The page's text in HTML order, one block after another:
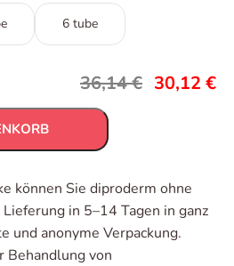
6 tube
36,14€ 30,12 €
können Sie diproderm ohne
in 5–14 Tagen in ganz
und anonyme Verpackung.
Behandlung von